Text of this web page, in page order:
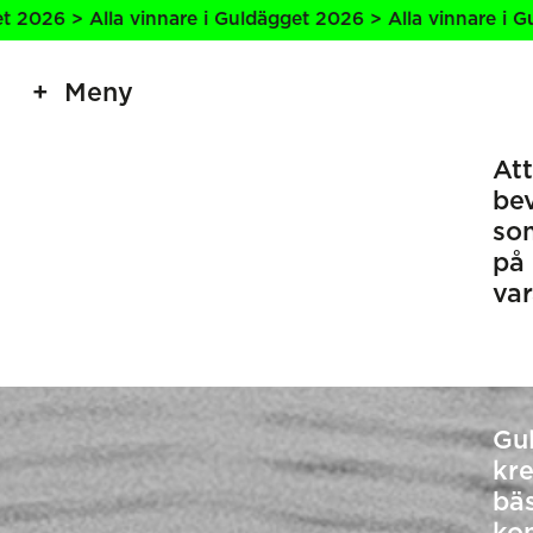
i Guldägget 2026 > Alla vinnare i Guldägget 2026
Meny
på